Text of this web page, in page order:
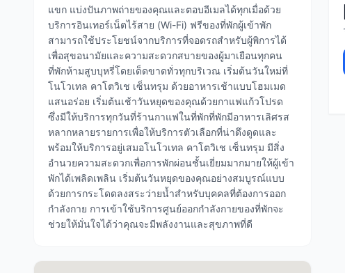
แขก แบ่งปันภาพถ่ายของคุณและตอบอีเมลได้ทุกเมื่อด้วย
บริการอินเทอร์เน็ตไร้สาย (Wi-Fi) ฟรีของที่พักผู้เข้าพัก
สามารถใช้ประโยชน์จากบริการที่จอดรถสำหรับผู้พิการได้
เพื่อสุขอนามัยและความสะดวกสบายของผู้มาเยือนทุกคน
ที่พักห้ามสูบบุหรี่โดยเด็ดขาดทั่วทุกบริเวณ เริ่มต้นวันใหม่ที่
โนโวเทล คาโตวิเช เซ็นทรุม ด้วยอาหารเช้าแบบโฮมเมด
แสนอร่อย เริ่มต้นเช้าวันหยุดของคุณด้วยกาแฟแก้วโปรด
ซึ่งมีให้บริการทุกวันที่ร้านกาแฟในที่พักที่พักมีอาหารเลิศรส
หลากหลายรายการเพื่อให้บริการตัวเลือกที่น่าดึงดูดและ
พร้อมให้บริการอยู่เสมอโนโวเทล คาโตวิเช เซ็นทรุม มีสิ่ง
อำนวยความสะดวกเพื่อการพักผ่อนชั้นเยี่ยมมากมายให้ผู้เข้า
พักได้เพลิดเพลิน เริ่มต้นวันหยุดของคุณอย่างสมบูรณ์แบบ
ด้วยการกระโดดลงสระว่ายน้ำสำหรับบุคคลที่ต้องการออก
กำลังกาย การเข้าใช้บริการศูนย์ออกกำลังกายของที่พักจะ
ช่วยให้มั่นใจได้ว่าคุณจะมีพลังงานและสุขภาพที่ดี